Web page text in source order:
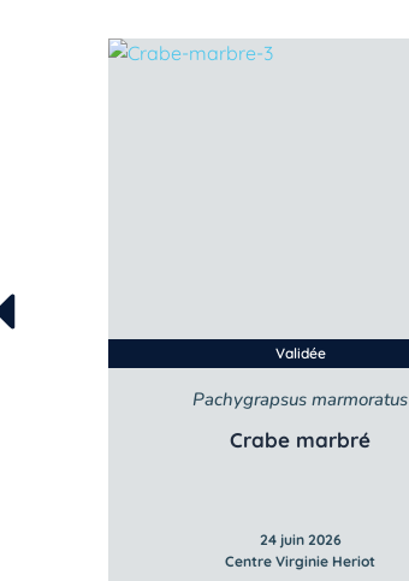
Validée
Pachygrapsus marmoratus
Crabe marbré
24 juin 2026
Centre Virginie Heriot